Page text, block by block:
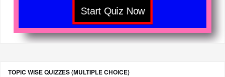
TOPIC WISE QUIZZES (MULTIPLE CHOICE)